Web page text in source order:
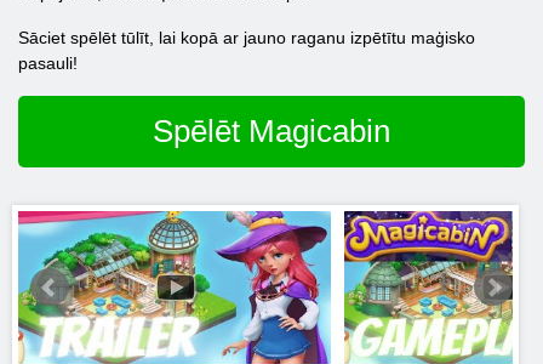
Sāciet spēlēt tūlīt, lai kopā ar jauno raganu izpētītu maģisko
pasauli!
Spēlēt Magicabin